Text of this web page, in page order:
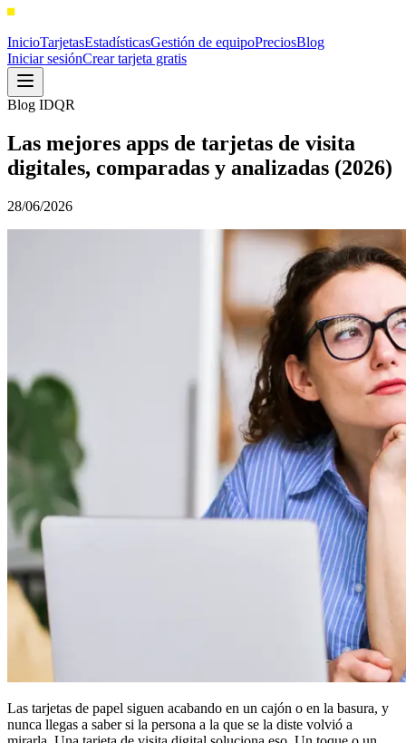
InicioTarjetasEstadísticasGestión de equipoPreciosBlog
Iniciar sesiónCrear tarjeta gratis
Blog IDQR
Las mejores apps de tarjetas de visita
digitales, comparadas y analizadas (2026)
28/06/2026
Las tarjetas de papel siguen acabando en un cajón o en la basura, y
nunca llegas a saber si la persona a la que se la diste volvió a